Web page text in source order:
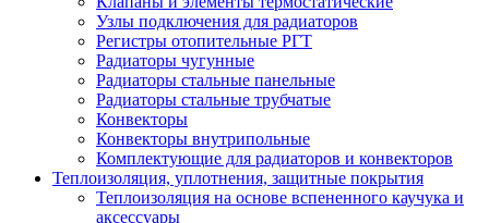
Узлы подключения для радиаторов
Регистры отопительные РГТ
Радиаторы чугунные
Радиаторы стальные панельные
Радиаторы стальные трубчатые
Конвекторы
Конвекторы внутрипольные
Комплектующие для радиаторов и конвекторов
Теплоизоляция, уплотнения, защитные покрытия
Теплоизоляция на основе вспененного каучука и
аксессуары